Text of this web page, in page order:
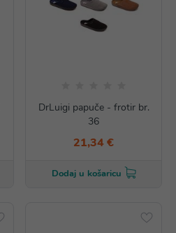
DrLuigi papuče - frotir br.
36
21,34 €
Dodaj u košaricu